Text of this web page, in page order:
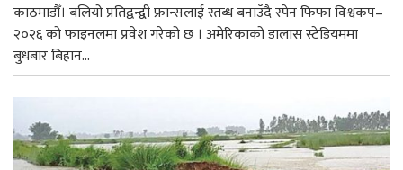
काठमाडौँ। बलियो प्रतिद्वन्द्वी फ्रान्सलाई स्तब्ध बनाउँदै स्पेन फिफा विश्वकप–
२०२६ को फाइनलमा प्रवेश गरेको छ । अमेरिकाको डालास स्टेडियममा
बुधबार बिहान...